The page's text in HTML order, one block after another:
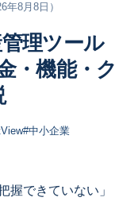
年8月8日）
管理ツール
・機能・ク
#中小企業
握できていない」